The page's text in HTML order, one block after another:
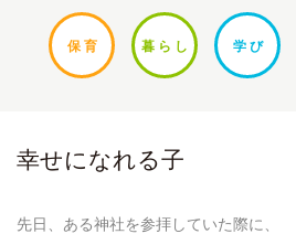
保 育 暮ら し 学 び
幸せになれる子
先日、ある神社を参拝していた際に